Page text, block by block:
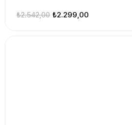
₺2.299,00
₺2.542,00